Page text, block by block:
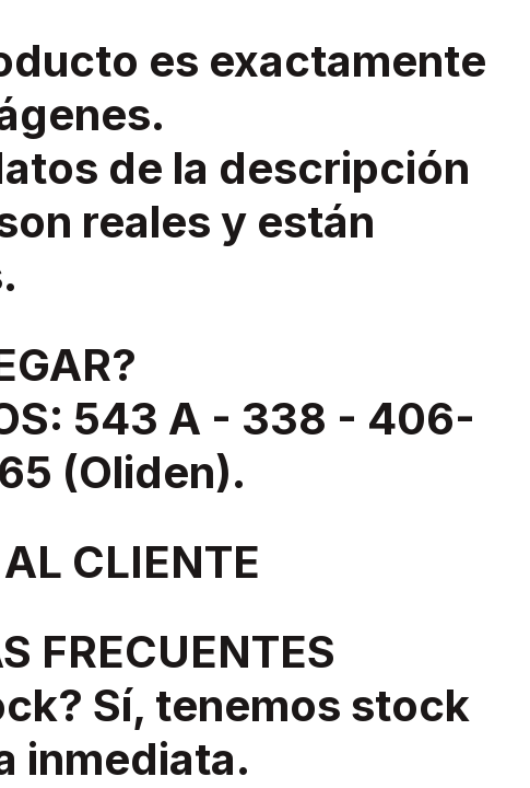
es exactamente
de la descripción
reales y están
543 A - 338 - 406-
(Oliden).
CLIENTE
FRECUENTES
Sí, tenemos stock
inmediata.